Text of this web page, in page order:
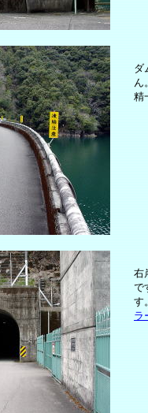
ダ
ん
精
右
で
す
ラ